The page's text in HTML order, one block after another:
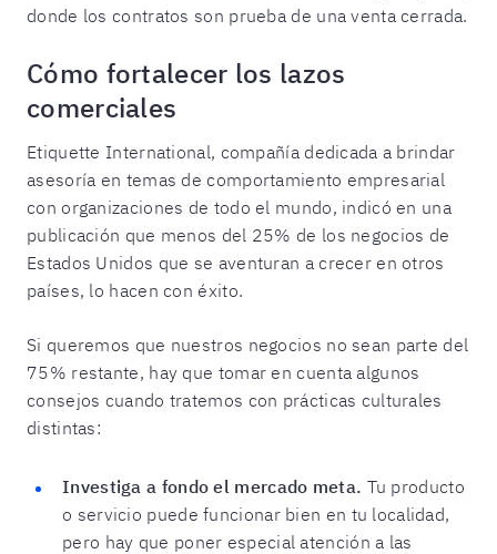
donde los contratos son prueba de una venta cerrada.
Cómo fortalecer los lazos
comerciales
Etiquette International, compañía dedicada a brindar
asesoría en temas de comportamiento empresarial
con organizaciones de todo el mundo, indicó en una
publicación que menos del 25% de los negocios de
Estados Unidos que se aventuran a crecer en otros
países, lo hacen con éxito.
Si queremos que nuestros negocios no sean parte del
75% restante, hay que tomar en cuenta algunos
consejos cuando tratemos con prácticas culturales
distintas:
Investiga a fondo el mercado meta. Tu producto
o servicio puede funcionar bien en tu localidad,
pero hay que poner especial atención a las